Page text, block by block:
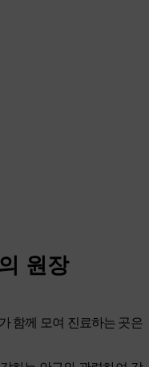
원장
함께 모여 진료하는 곳은